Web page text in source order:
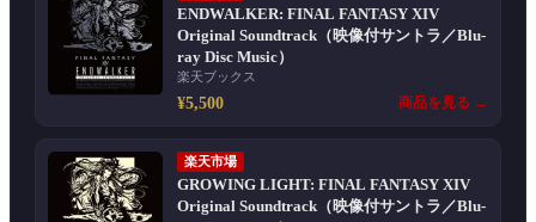
ENDWALKER: FINAL FANTASY XIV
Original Soundtrack（映像付サントラ／Blu-
ray Disc Music）
楽天ブックス
¥5,500 商品を見る →
楽天市場
GROWING LIGHT: FINAL FANTASY XIV
Original Soundtrack（映像付サントラ／Blu-